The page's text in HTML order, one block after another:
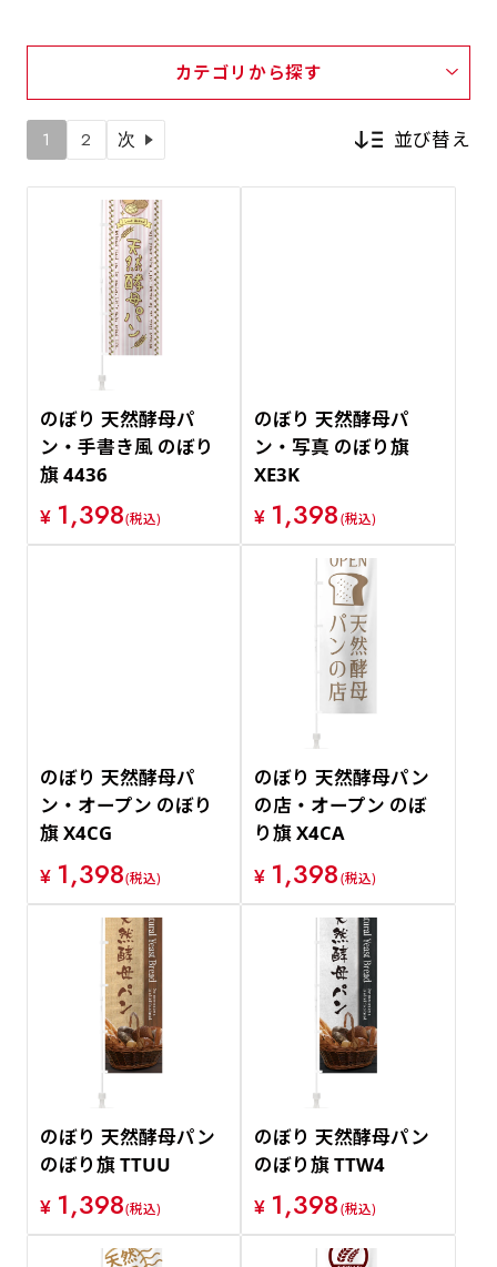
カテゴリから探す
1 2 次 並び替え
のぼり 天然酵母パ
ン・手書き風 のぼり
旗 4436
¥ 1,398(税込)
のぼり 天然酵母パ
ン・写真 のぼり旗
XE3K
¥ 1,398(税込)
のぼり 天然酵母パ
ン・オープン のぼり
旗 X4CG
¥ 1,398(税込)
のぼり 天然酵母パン
の店・オープン のぼ
り旗 X4CA
¥ 1,398(税込)
のぼり 天然酵母パン
のぼり旗 TTUU
¥ 1,398(税込)
のぼり 天然酵母パン
のぼり旗 TTW4
¥ 1,398(税込)